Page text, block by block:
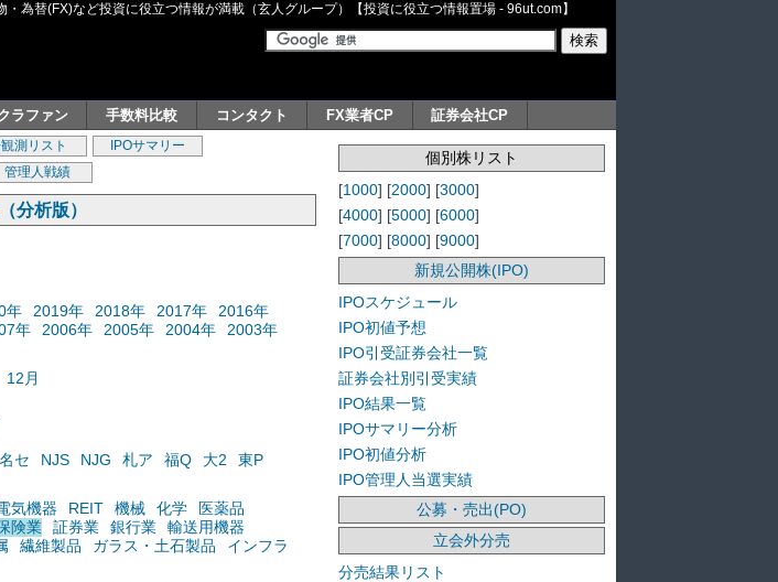
為替(FX)など投資に役立つ情報が満載（玄人グループ）【投資に役立つ情報置場 - 96ut.com】
ラファン 手数料比較 コンタクト FX業者CP 証券会社CP
観測リスト
IPOサマリー
管理人戦績
分析版）
年 2019年 2018年 2017年
2016年
年 2006年 2005年 2004年
2003年
12月
名セ NJS NJG 札ア 福Q 大2
東P
気機器 REIT 機械 化学
医薬品
険業 証券業 銀行業
輸送用機器
繊維製品 ガラス・土石製品
インフラ
個別株リスト
[1000] [2000] [3000]
[4000] [5000] [6000]
[7000] [8000] [9000]
新規公開株(IPO)
IPOスケジュール
IPO初値予想
IPO引受証券会社一覧
証券会社別引受実績
IPO結果一覧
IPOサマリー分析
IPO初値分析
IPO管理人当選実績
公募・売出(PO)
立会外分売
分売結果リスト